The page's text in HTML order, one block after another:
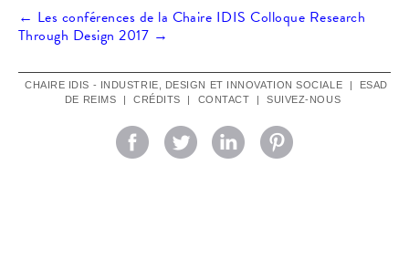
Navigation
des
articles
← Les conférences de la Chaire IDIS Colloque Research
Through Design 2017 →
CHAIRE IDIS - INDUSTRIE, DESIGN ET INNOVATION SOCIALE |
ESAD
DE REIMS
| CRÉDITS | CONTACT | SUIVEZ-NOUS